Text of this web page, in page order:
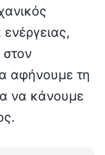
στον
αφήνουμε τη
να κάνουμε